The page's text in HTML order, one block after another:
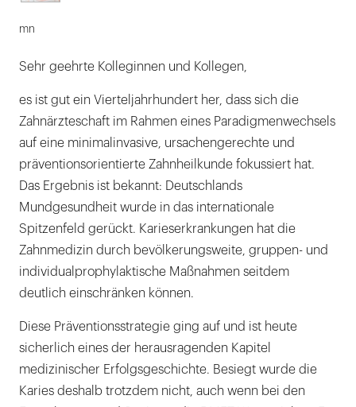
mn
Sehr geehrte Kolleginnen und Kollegen,
es ist gut ein Vierteljahrhundert her, dass sich die
Zahnärzteschaft im Rahmen eines Paradigmenwechsels
auf eine minimalinvasive, ursachengerechte und
präventionsorientierte Zahnheilkunde fokussiert hat.
Das Ergebnis ist bekannt: Deutschlands
Mundgesundheit wurde in das internationale
Spitzenfeld gerückt. Karieserkrankungen hat die
Zahnmedizin durch bevölkerungsweite, gruppen- und
individualprophylaktische Maßnahmen seitdem
deutlich einschränken können.
Diese Präventionsstrategie ging auf und ist heute
sicherlich eines der herausragenden Kapitel
medizinischer Erfolgsgeschichte. Besiegt wurde die
Karies deshalb trotzdem nicht, auch wenn bei den